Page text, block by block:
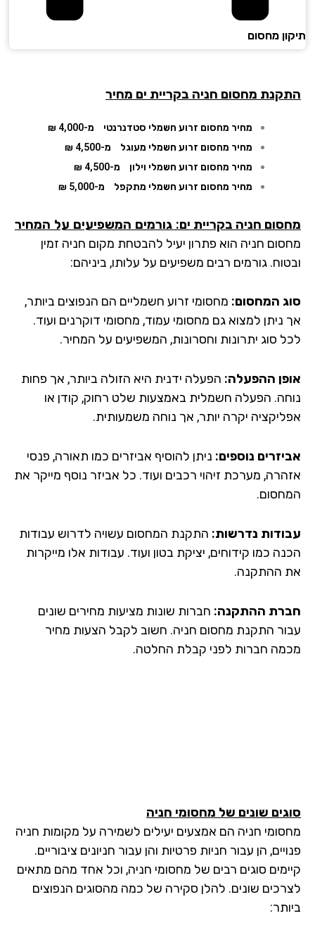
מחסום
מחסום חניה בקריית ים מחיר
מחיר מחסום זרוע חשמלי סטדנרנטי
מ-4,000 ₪
מחיר מחסום זרוע חשמלי מעוגל
מ-4,500 ₪
מחיר מחסום זרוע חשמלי וילון
מ-4,500 ₪
מחיר מחסום זרוע חשמלי מתקפל
מ-5,000 ₪
חניה בקריית ים: גורמים המשפיעים על המחיר
חניה הוא פתרון יעיל להבטחת מקום חניה זמין
גורמים רבים משפיעים על עלותו, ביניהם:
המחסום:מחסומי זרוע חשמליים הם הנפוצים ביותר,
ניתן למצוא גם מחסומי עמוד, מחסומי דוקרנים ועוד.
סוג יתרונות וחסרונות, המשפיעים על המחיר.
ההפעלה:הפעלה ידנית היא הזולה ביותר, אך פחות
הפעלה חשמלית באמצעות שלט רחוק, קודן או
יקרה יותר, אך נוחה משמעותית.
נוספים:ניתן להוסיף אביזרים כמו תאורה, פנסי
מערכת זיהוי רכבים ועוד. כל אביזר נוסף מייקר את
נדרשות:התקנת המחסום עשויה לדרוש עבודות
כמו קידוחים, יציקת בטון ועוד. עבודות אלו מייקרות
ההתקנה.
ההתקנה:חברות שונות מציעות מחירים שונים
התקנת מחסום חניה. חשוב לקבל הצעות מחיר
חברות לפני קבלת החלטה.
שונים של מחסומי חניה
חניה הם אמצעים יעילים לשמירה על מקומות חניה
הן עבור חניות פרטיות והן עבור חניונים ציבוריים.
סוגים רבים של מחסומי חניה, וכל אחד מהם מתאים
שונים. להלן סקירה של כמה מהסוגים הנפוצים